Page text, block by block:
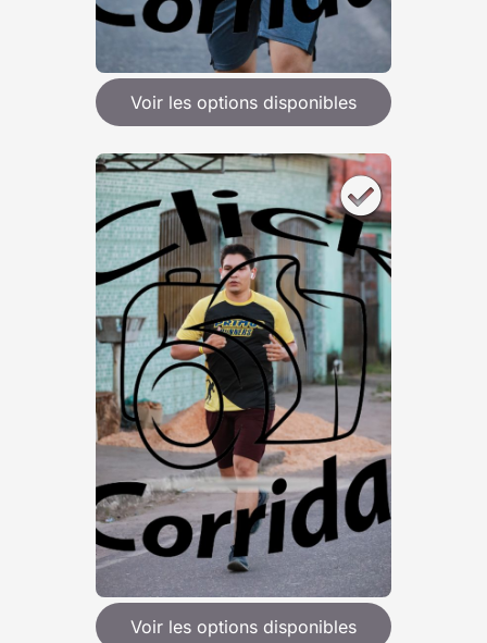
Voir les options disponibles
Voir les options disponibles